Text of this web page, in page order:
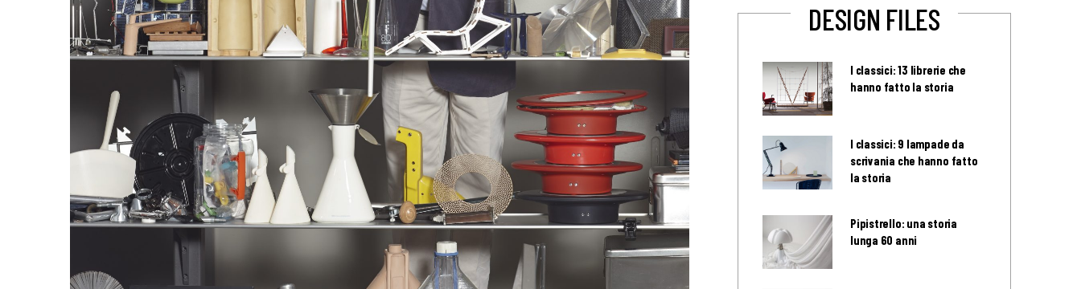
DESIGN FILES
I classici: 13 librerie che
hanno fatto la storia
I classici: 9 lampade da
scrivania che hanno fatto
la storia
Pipistrello: una storia
lunga 60 anni